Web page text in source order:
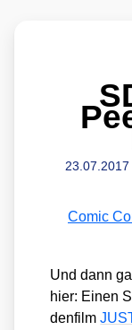
23.07.2017
Comic
Und dann
hier: Einen
den­film